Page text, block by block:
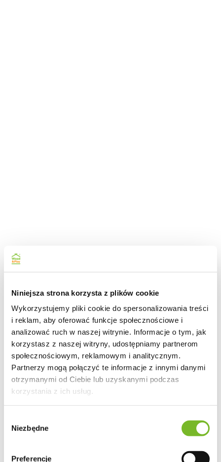
Niniejsza strona korzysta z plików cookie
Wykorzystujemy pliki cookie do spersonalizowania treści
i reklam, aby oferować funkcje społecznościowe i
analizować ruch w naszej witrynie. Informacje o tym, jak
korzystasz z naszej witryny, udostępniamy partnerom
społecznościowym, reklamowym i analitycznym.
Partnerzy mogą połączyć te informacje z innymi danymi
otrzymanymi od Ciebie lub uzyskanymi podczas
korzystania z ich usług.
zgody
Niezbędne
Preferencje